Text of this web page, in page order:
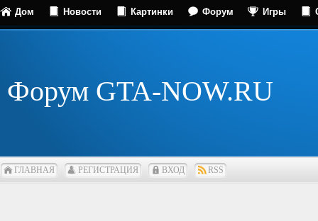
Дом Новости Картинки Форум Игры
Форум GTA-NOW.RU
ГЛАВНАЯ РЕГИСТРАЦИЯ ВХОД RSS